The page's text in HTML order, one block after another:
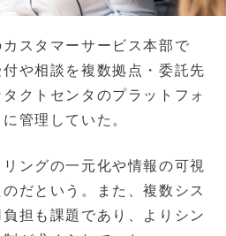
スタマーサービス本部で
や相談を複数拠点・委託先
クトセンタのプラットフォ
管理していた。
ングの一元化や情報の可視
だという。また、複数シス
担も課題であり、よりシン